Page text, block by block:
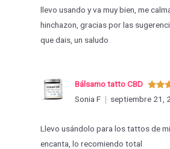
llevo usando y va muy bien, me
hinchazon, gracias por las
que dais, un saludo
con 5
Bálsamo tatto CBD
Sonia F
septiembre 21,
Llevo usándolo para los tattos de
encanta, lo recomiendo total